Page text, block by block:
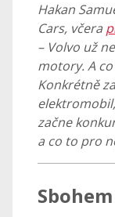
Hakan
Cars, včera
– Volvo už
motory. A
Konkrétně
začne
a co to pro